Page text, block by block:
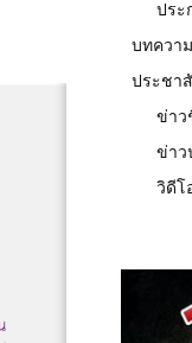
ประ
บทความ
ประชา
ข่าว
ข่าว
วิดีโ